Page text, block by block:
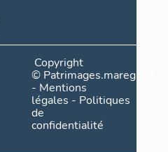
Copyright
©
- Mentions
légales - Politiques
de
confidentialité